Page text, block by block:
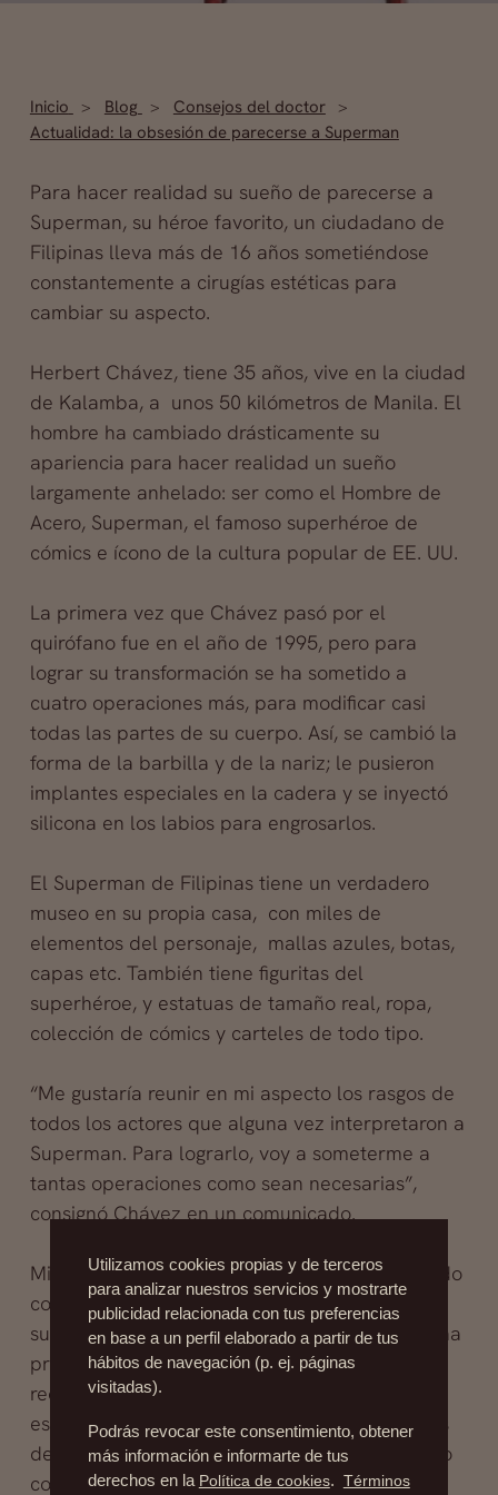
Inicio Blog
Consejos del doctor
Actualidad: la obsesión de parecerse a Superman
Para hacer realidad su sueño de parecerse a
Superman, su héroe favorito, un ciudadano de
Filipinas lleva más de 16 años sometiéndose
constantemente a cirugías estéticas para
cambiar su aspecto.
Herbert Chávez, tiene 35 años, vive en la ciudad
de Kalamba, a unos 50 kilómetros de Manila. El
hombre ha cambiado drásticamente su
apariencia para hacer realidad un sueño
largamente anhelado: ser como el Hombre de
Acero, Superman, el famoso superhéroe de
cómics e ícono de la cultura popular de EE. UU.
La primera vez que Chávez pasó por el
quirófano fue en el año de 1995, pero para
lograr su transformación se ha sometido a
cuatro operaciones más, para modificar casi
todas las partes de su cuerpo. Así, se cambió la
forma de la barbilla y de la nariz; le pusieron
implantes especiales en la cadera y se inyectó
silicona en los labios para engrosarlos.
El Superman de Filipinas tiene un verdadero
museo en su propia casa, con miles de
elementos del personaje, mallas azules, botas,
capas etc. También tiene figuritas del
superhéroe, y estatuas de tamaño real, ropa,
colección de cómics y carteles de todo tipo.
“Me gustaría reunir en mi aspecto los rasgos de
todos los actores que alguna vez interpretaron a
Superman. Para lograrlo, voy a someterme a
tantas operaciones como sean necesarias”,
consignó Chávez en un comunicado.
Mientras el Superman filipino sigue obsesionado
con esta idea, pasa sus días completamente
sumergido en el mundo de los cómics, lo que ha
provocado que sus familiares y amigos
recurrieran a un psiquiatra para ayudarlo. El
especialista le diagnosticó múltiples complejos
de inferioridad que lo hacen estar descontento
con su cuerpo.
Utilizamos cookies propias y de terceros
para analizar nuestros servicios y mostrarte
publicidad relacionada con tus preferencias
en base a un perfil elaborado a partir de tus
hábitos de navegación (p. ej. páginas
visitadas).
Podrás revocar este consentimiento, obtener
más información e informarte de tus
derechos en la Política de cookies. Términos